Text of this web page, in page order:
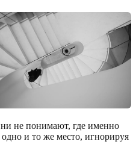
не понимают, где именно
и то же место, игнорируя